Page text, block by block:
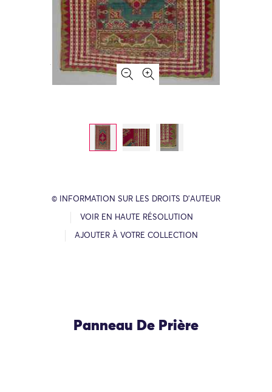
© INFORMATION SUR LES DROITS D’AUTEUR
VOIR EN HAUTE RÉSOLUTION
AJOUTER À VOTRE COLLECTION
Panneau De Prière